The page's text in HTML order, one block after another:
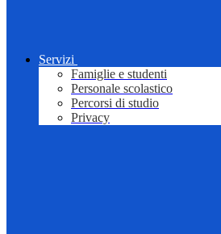
Servizi
Famiglie e studenti
Personale scolastico
Percorsi di studio
Privacy